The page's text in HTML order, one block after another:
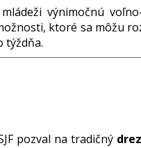
výnimočnú
ktoré sa môžu
týždňa.
pozval na tradičný